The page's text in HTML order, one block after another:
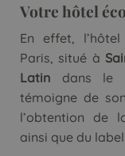
Votre hôtel
En effet,
Paris, situé à
Latin dans le
témoigne de
l’obtention de
ainsi que du